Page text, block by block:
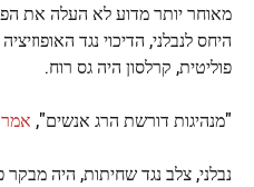
מאוחר יותר מדוע לא העלה את
היחס לנבלני, הדיכוי נגד
פוליטית, קרלסון היה גס רוח.
"מנהיגות דורשת הרג אנשים", אמר
נבלני, צלב נגד שחיתות, היה מבקר